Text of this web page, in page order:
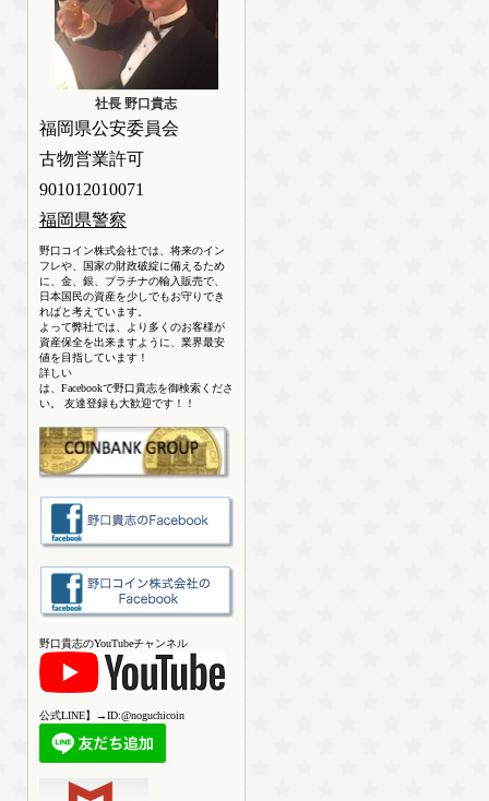
社長 野口貴志
福岡県公安委員会
古物営業許可
901012010071
福岡県警察
野口コイン株式会社では、将来のイン
フレや、国家の財政破綻に備えるため
に、金、銀、プラチナの輸入販売で、
日本国民の資産を少しでもお守りでき
ればと考えています。
よって弊社では、より多くのお客様が
資産保全を出来ますように、業界最安
値を目指しています！
詳しい
は、Facebookで野口貴志を御検索くださ
い。 友達登録も大歓迎です！！
野口貴志のYouTubeチャンネル
公式LINE】→ID:@noguchicoin